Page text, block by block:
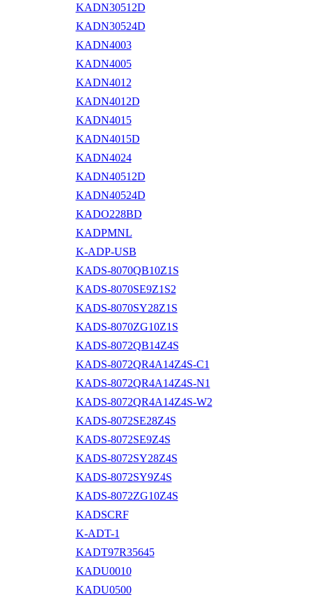
KADN30512D
KADN30524D
KADN4003
KADN4005
KADN4012
KADN4012D
KADN4015
KADN4015D
KADN4024
KADN40512D
KADN40524D
KADO228BD
KADPMNL
K-ADP-USB
KADS-8070QB10Z1S
KADS-8070SE9Z1S2
KADS-8070SY28Z1S
KADS-8070ZG10Z1S
KADS-8072QB14Z4S
KADS-8072QR4A14Z4S-C1
KADS-8072QR4A14Z4S-N1
KADS-8072QR4A14Z4S-W2
KADS-8072SE28Z4S
KADS-8072SE9Z4S
KADS-8072SY28Z4S
KADS-8072SY9Z4S
KADS-8072ZG10Z4S
KADSCRF
K-ADT-1
KADT97R35645
KADU0010
KADU0500